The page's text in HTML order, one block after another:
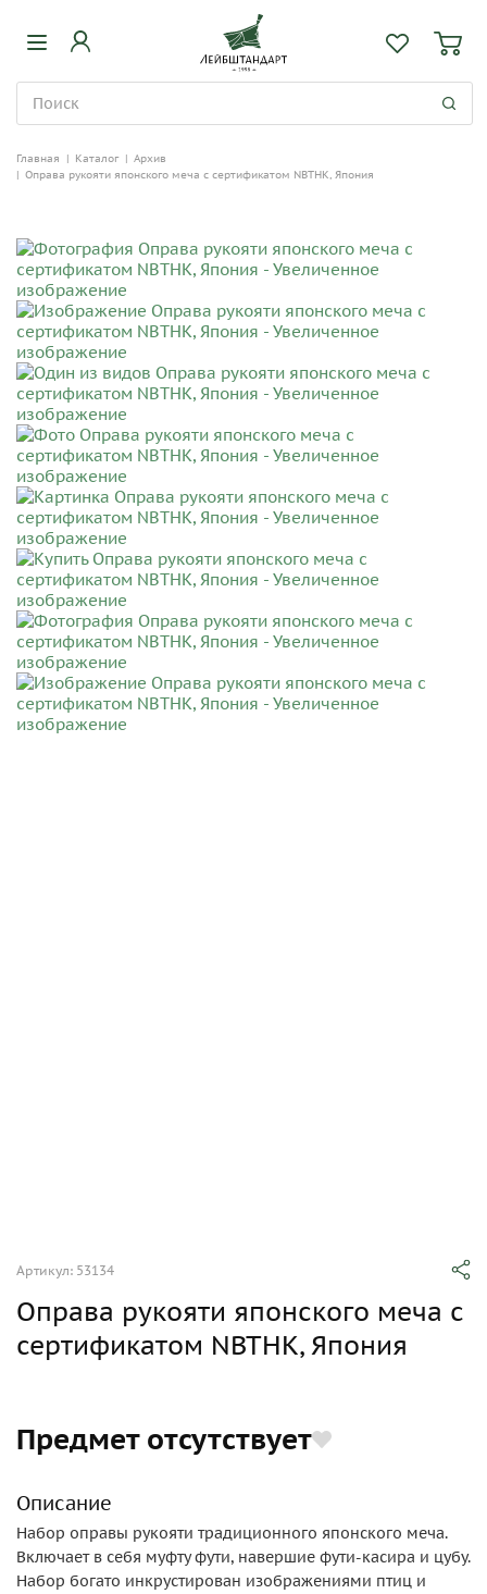
Главная | Каталог | Архив
| Оправа рукояти японского меча с сертификатом NBTHK, Япония
Артикул: 53134
Оправа рукояти японского меча с
сертификатом NBTHK, Япония
Предмет отсутствует
Описание
Набор оправы рукояти традиционного японского меча.
Включает в себя муфту фути, навершие фути-касира и цубу.
Набор богато инкрустирован изображениями птиц и